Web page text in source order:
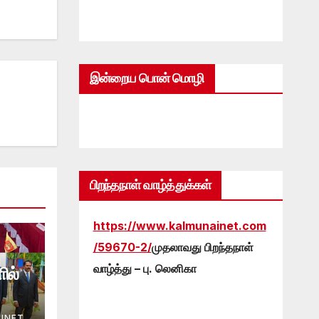
இன்றைய பொன் மொழி
பிறந்தநாள் வாழ்த்துக்கள்
https://www.kalmunainet.com
/59670-2/முதலாவது பிறந்தநாள்
வாழ்த்து – பு. லெனிகா